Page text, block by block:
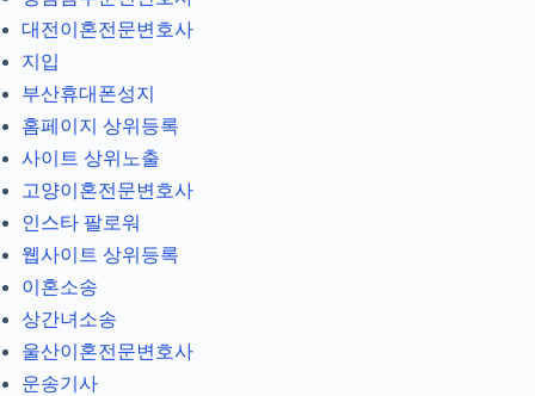
대전이혼전문변호사
지입
부산휴대폰성지
홈페이지 상위등록
사이트 상위노출
고양이혼전문변호사
인스타 팔로워
웹사이트 상위등록
이혼소송
상간녀소송
울산이혼전문변호사
운송기사